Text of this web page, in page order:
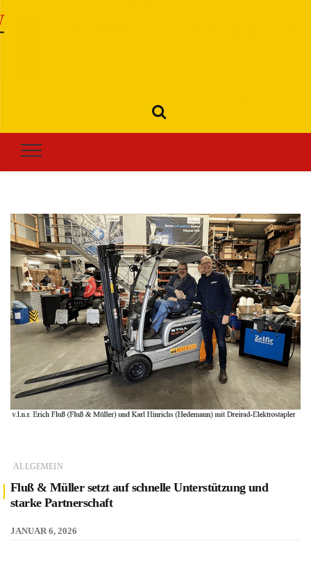
ALLGEMEIN
Fluß & Müller setzt auf schnelle Unterstützung und
starke Partnerschaft
JANUAR 6, 2026